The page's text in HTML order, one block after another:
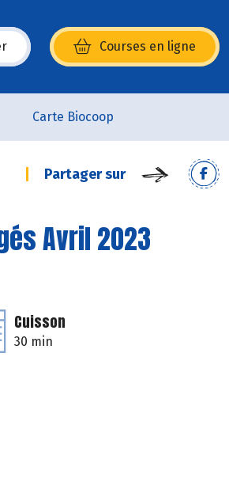
Courses en ligne
nouvelle fenêtre)
Carte Biocoop
Partager sur
Avril 2023
Cuisson
30 min